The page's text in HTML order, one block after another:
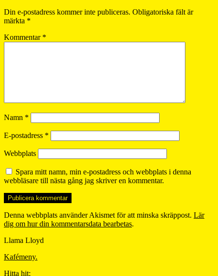
Din e-postadress kommer inte publiceras. Obligatoriska fält är
märkta *
Kommentar *
Namn *
E-postadress *
Webbplats
Spara mitt namn, min e-postadress och webbplats i denna
webbläsare till nästa gång jag skriver en kommentar.
Denna webbplats använder Akismet för att minska skräppost. Lär
dig om hur din kommentarsdata bearbetas.
Llama Lloyd
Kafémeny.
Hitta hit: